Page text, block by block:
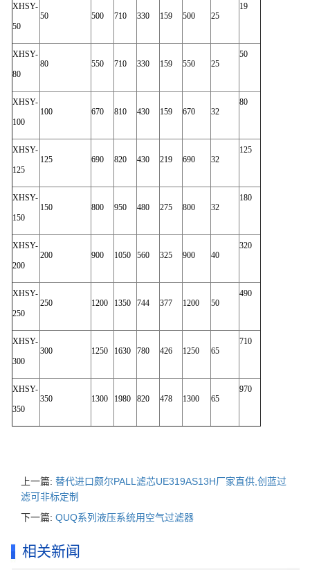
XHSY-
50
50 500 710 330 159 500 25
19
XHSY-
80
80 550 710 330 159 550 25
50
XHSY-
100
100 670 810 430 159 670 32
80
XHSY-
125
125 690 820 430 219 690 32
125
XHSY-
150
150 800 950 480 275 800 32
180
XHSY-
200
200 900 1050 560 325 900 40
320
XHSY-
250
250 1200 1350 744 377 1200 50
490
XHSY-
300
300 1250 1630 780 426 1250 65
710
XHSY-
350
350 1300 1980 820 478 1300 65
970
上一篇: 替代进口颇尔PALL滤芯UE319AS13H厂家直供,创蓝过
滤可非标定制
下一篇: QUQ系列液压系统用空气过滤器
相关新闻